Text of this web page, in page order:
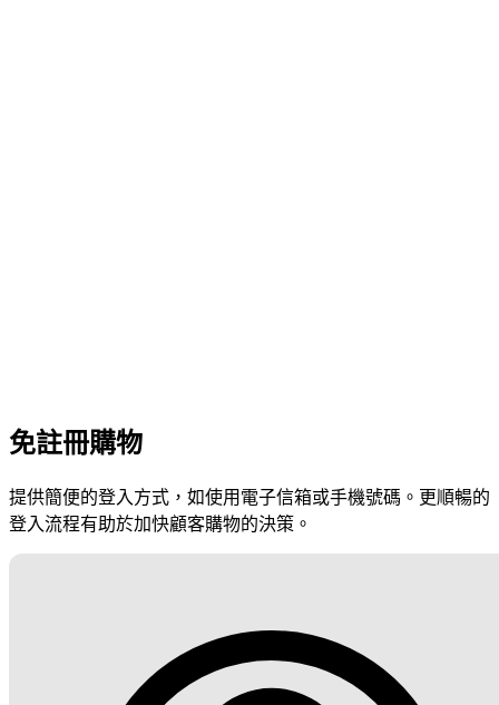
免註冊購物
提供簡便的登入方式，如使用電子信箱或手機號碼。更順暢的
登入流程有助於加快顧客購物的決策。